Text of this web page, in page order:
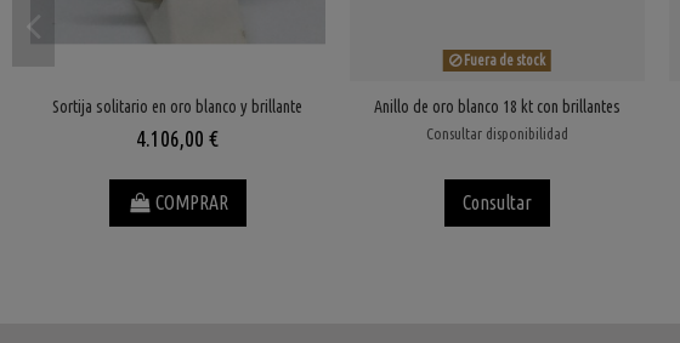
Sortija solitario en oro blanco y brillante
4.106,00 €
COMPRAR
Fuera de stock
Anillo de oro blanco 18 kt con brillantes
Consultar disponibilidad
Consultar